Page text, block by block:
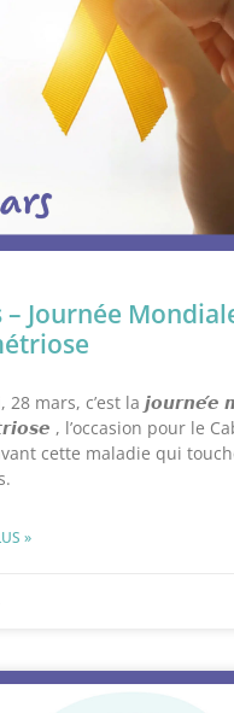
– Journée
28 mars, c’est la
, l’occasion pour le
cette maladie qui
»